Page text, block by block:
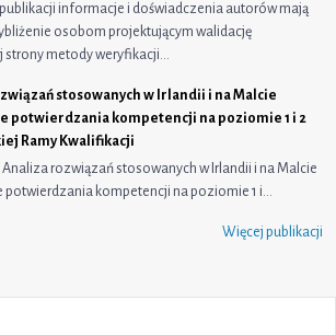
informacje i doświadczenia autorów mają
osobom projektującym walidację
strony metody weryfikacji…
stosowanych w Irlandii i na Malcie
potwierdzania kompetencji na poziomie 1 i 2
Ramy Kwalifikacji
rozwiązań stosowanych w Irlandii i na Malcie
potwierdzania kompetencji na poziomie 1 i…
Więcej publikacji